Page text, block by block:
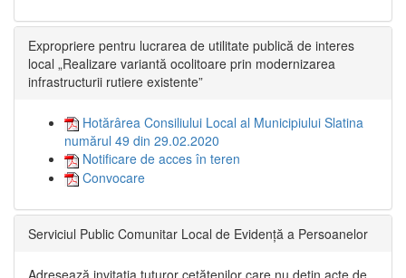
Expropriere pentru lucrarea de utilitate publică de interes
local „Realizare variantă ocolitoare prin modernizarea
infrastructurii rutiere existente”
Hotărârea Consiliului Local al Municipiului Slatina
numărul 49 din 29.02.2020
Notificare de acces în teren
Convocare
Serviciul Public Comunitar Local de Evidență a Persoanelor
Adresează invitația tuturor cetățenilor care nu dețin acte de